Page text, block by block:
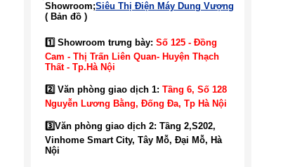
Showroom;Siêu Thị Điện Máy Dung Vượng
( Bản đồ )
1️⃣ Showroom trưng bày: Số 125 - Đồng
Cam - Thị Trấn Liên Quan- Huyện Thạch
Thất - Tp.Hà Nội
2️⃣ Văn phòng giao dịch 1: Tầng 6, Số 128
Nguyễn Lương Bằng, Đống Đa, Tp Hà Nội
3️⃣Văn phòng giao dịch 2: Tầng 2,S202,
Vinhome Smart City, Tây Mỗ, Đại Mỗ, Hà
Nội